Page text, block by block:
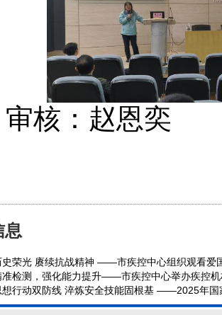
审核：赵恩奕
息
史荣光 赓续抗战精神 ——市疾控中心组织观看爱
准检测，强化能力提升——市疾控中心举办疾控
想行动双防线 淬炼安全技能固根基 ——2025年国